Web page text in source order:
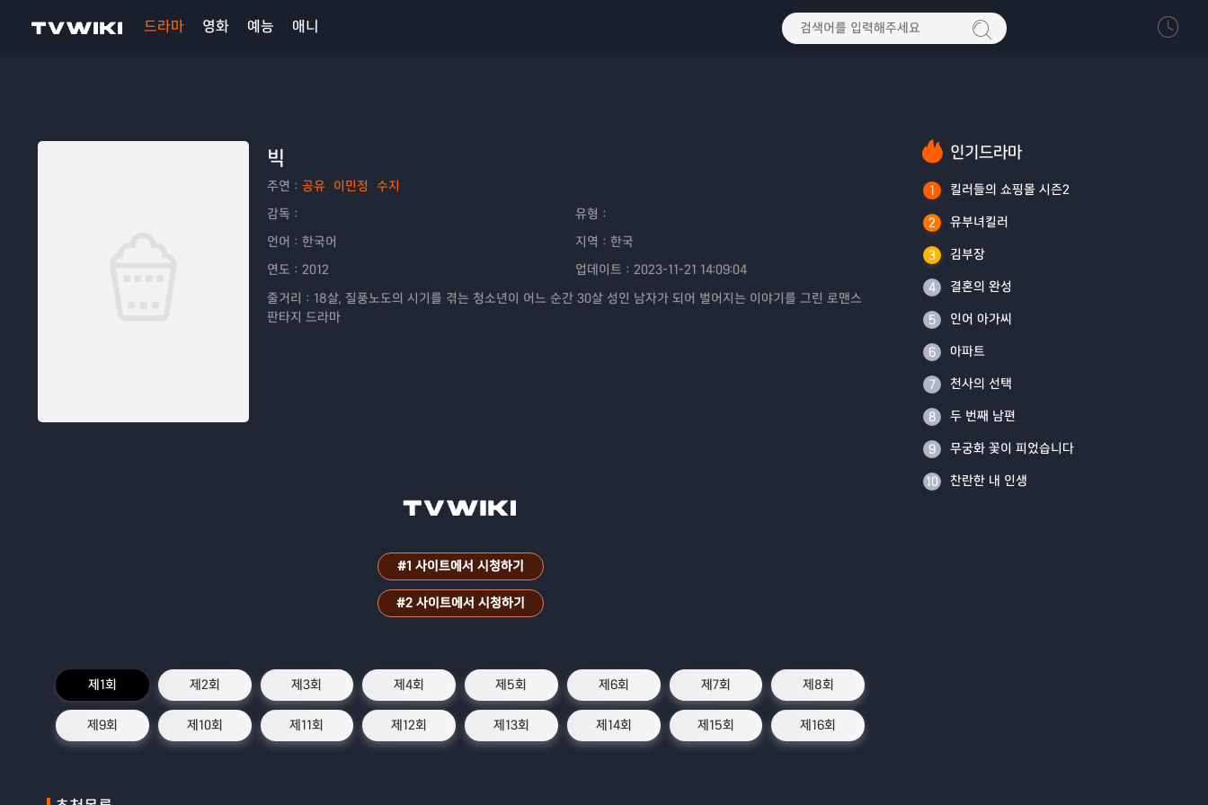
드라마 영화 예능 애니
빅
주연： 공유 이민정 수지
감독：
유형：
언어： 한국어 지역： 한국
연도： 2012 업데이트： 2023-11-21 14:09:04
줄거리： 18살, 질풍노도의 시기를 겪는 청소년이 어느 순간 30살 성인 남자가 되어 벌어지는 이야기를 그린 로맨스
판타지 드라마
#1 사이트에서 시청하기
#2 사이트에서 시청하기
제1회 제2회 제3회 제4회 제5회 제6회 제7회 제8회
제9회 제10회 제11회 제12회 제13회 제14회 제15회 제16회
인기드라마
1 킬러들의 쇼핑몰 시즌2
2 유부녀킬러
3 김부장
4 결혼의 완성
5 인어 아가씨
6 아파트
7 천사의 선택
8 두 번째 남편
9 무궁화 꽃이 피었습니다
10 찬란한 내 인생